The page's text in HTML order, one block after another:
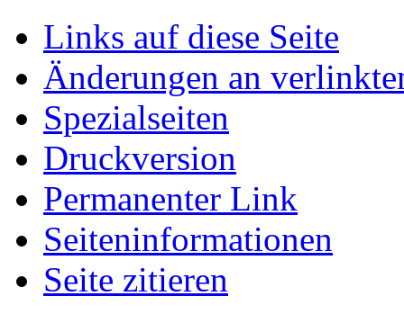
Links auf diese Seite
Änderungen an
Spezialseiten
Druckversion
Permanenter Link
Seiten­informationen
Seite zitieren